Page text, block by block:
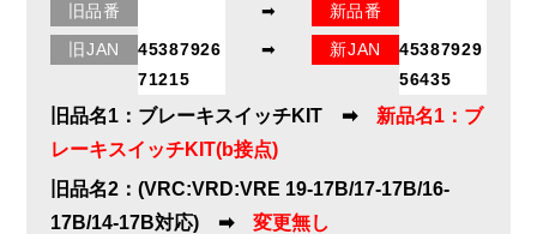
旧品番 ➡ 新品番
29000259
旧JAN
45387926
71215
➡ 新JAN
45387929
56435
旧品名1：ブレーキスイッチKIT ➡ 新品名1：ブ
レーキスイッチKIT(b接点)
旧品名2：(VRC:VRD:VRE 19-17B/17-17B/16-
17B/14-17B対応) ➡変更無し